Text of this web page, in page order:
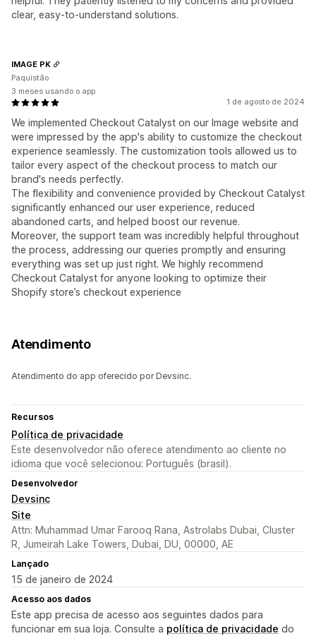
clear, easy-to-understand solutions.
1 de agosto de 2024
We implemented Checkout Catalyst on our Image website and
were impressed by the app's ability to customize the checkout
experience seamlessly. The customization tools allowed us to
tailor every aspect of the checkout process to match our
brand's needs perfectly.
The flexibility and convenience provided by Checkout Catalyst
significantly enhanced our user experience, reduced
abandoned carts, and helped boost our revenue.
Moreover, the support team was incredibly helpful throughout
the process, addressing our queries promptly and ensuring
everything was set up just right. We highly recommend
Checkout Catalyst for anyone looking to optimize their
Shopify store’s checkout experience
IMAGE PK
Paquistão
3 meses usando o app
Atendimento
Atendimento do app oferecido por Devsinc.
Recursos
Política de privacidade
Este desenvolvedor não oferece atendimento ao cliente no
idioma que você selecionou: Português (brasil).
Desenvolvedor
Devsinc
Site
Attn: Muhammad Umar Farooq Rana, Astrolabs Dubai, Cluster
R, Jumeirah Lake Towers, Dubai, DU, 00000, AE
Lançado
15 de janeiro de 2024
Acesso aos dados
Este app precisa de acesso aos seguintes dados para
funcionar em sua loja. Consulte a política de privacidade do